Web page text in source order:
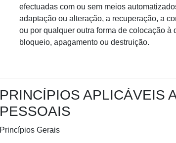
efectuadas com ou sem meios
adaptação ou alteração, a recuperação, a
ou por qualquer outra forma de colocação
bloqueio, apagamento ou destruição.
PRINCÍPIOS APLICÁVEIS
PESSOAIS
Princípios Gerais